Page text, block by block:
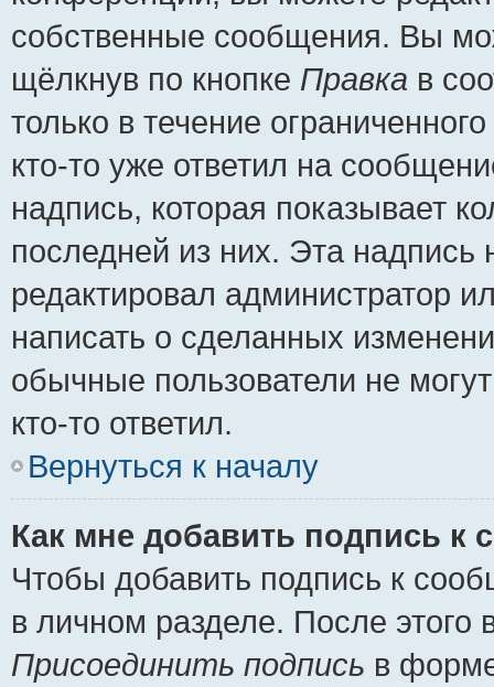
собственные сообщения. Вы
щёлкнув по кнопке Правка в
только в течение
кто-то уже ответил на
надпись, которая показывает
последней из них. Эта
редактировал администратор
написать о сделанных
обычные пользователи не
кто-то ответил.
Вернуться к началу
Как мне добавить подпись к
Чтобы добавить подпись к
в личном разделе. После
Присоединить подпись в